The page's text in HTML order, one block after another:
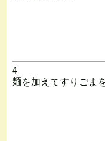
4
麺を加えてすりごま